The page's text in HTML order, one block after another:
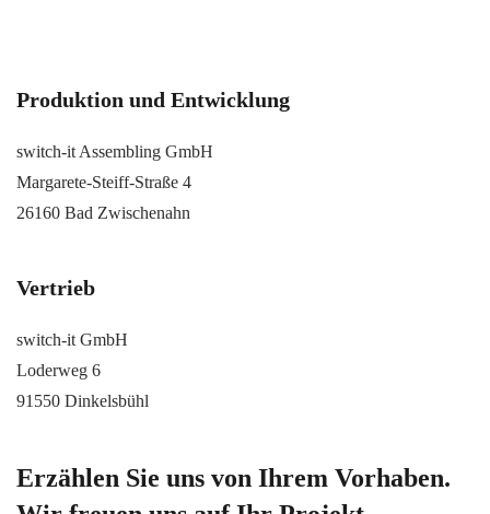
Produktion und Entwicklung
switch-it Assembling GmbH
Margarete-Steiff-Straße 4
26160 Bad Zwischenahn
Vertrieb
switch-it GmbH
Loderweg 6
91550 Dinkelsbühl
Erzählen Sie uns von Ihrem Vorhaben.